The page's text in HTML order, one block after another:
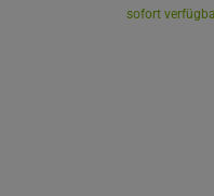
sofort